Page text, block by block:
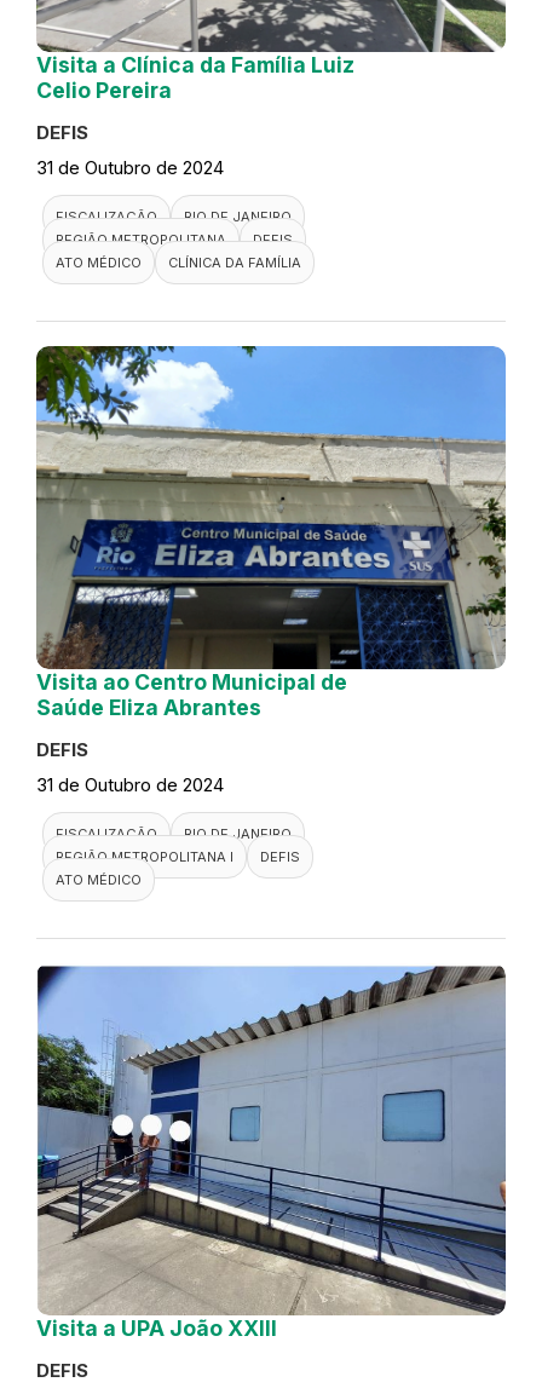
Visita a Clínica da Família Luiz
Celio Pereira
DEFIS
31 de Outubro de 2024
FISCALIZAÇÃO
RIO DE JANEIRO
REGIÃO METROPOLITANA
DEFIS
ATO MÉDICO
CLÍNICA DA FAMÍLIA
Visita ao Centro Municipal de
Saúde Eliza Abrantes
DEFIS
31 de Outubro de 2024
FISCALIZAÇÃO
RIO DE JANEIRO
REGIÃO METROPOLITANA I
DEFIS
ATO MÉDICO
Visita a UPA João XXIII
DEFIS